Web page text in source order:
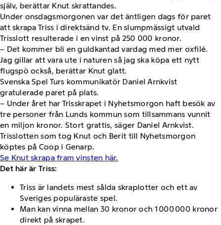
själv, berättar Knut skrattandes.
Under onsdagsmorgonen var det äntligen dags för paret
att skrapa Triss i direktsänd tv. En slumpmässigt utvald
Trisslott resulterade i en vinst på 250 000 kronor.
– Det kommer bli en guldkantad vardag med mer oxfilé.
Jag gillar att vara ute i naturen så jag ska köpa ett nytt
flugspö också, berättar Knut glatt.
Svenska Spel Turs kommunikatör Daniel Arnkvist
gratulerade paret på plats.
– Under året har Trisskrapet i Nyhetsmorgon haft besök av
tre personer från Lunds kommun som tillsammans vunnit
en miljon kronor. Stort grattis, säger Daniel Arnkvist.
Trisslotten som tog Knut och Berit till Nyhetsmorgon
köptes på Coop i Genarp.
Se Knut skrapa fram vinsten här.
Det här är Triss:
Triss är landets mest sålda skraplotter och ett av
Sveriges populäraste spel.
Man kan vinna mellan 30 kronor och 1 000 000 kronor
direkt på skrapet.